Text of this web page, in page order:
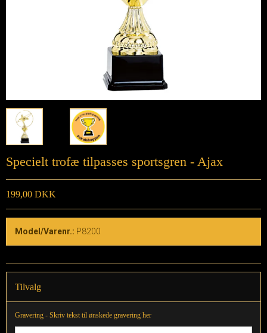
Specielt trofæ tilpasses sportsgren - Ajax
199,00 DKK
Model/Varenr.: P8200
Tilvalg
Gravering - Skriv tekst til ønskede gravering her